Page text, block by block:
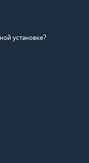
установке?